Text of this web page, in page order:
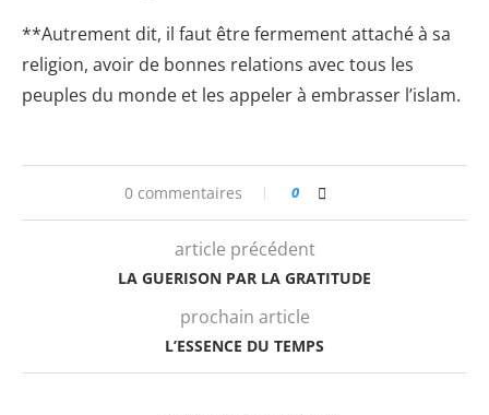
**Autrement dit, il faut être fermement attaché à sa
religion, avoir de bonnes relations avec tous les
peuples du monde et les appeler à embrasser l’islam.
0 commentaires 0
article précédent
LA GUERISON PAR LA GRATITUDE
prochain article
L’ESSENCE DU TEMPS